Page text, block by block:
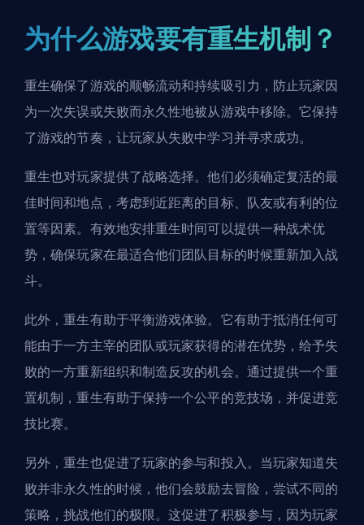
为什么游戏要有重生机制？
重生确保了游戏的顺畅流动和持续吸引力，防止玩家因
为一次失误或失败而永久性地被从游戏中移除。它保持
了游戏的节奏，让玩家从失败中学习并寻求成功。
重生也对玩家提供了战略选择。他们必须确定复活的最
佳时间和地点，考虑到近距离的目标、队友或有利的位
置等因素。有效地安排重生时间可以提供一种战术优
势，确保玩家在最适合他们团队目标的时候重新加入战
斗。
此外，重生有助于平衡游戏体验。它有助于抵消任何可
能由于一方主宰的团队或玩家获得的潜在优势，给予失
败的一方重新组织和制造反攻的机会。通过提供一个重
置机制，重生有助于保持一个公平的竞技场，并促进竞
技比赛。
另外，重生也促进了玩家的参与和投入。当玩家知道失
败并非永久性的时候，他们会鼓励去冒险，尝试不同的
策略，挑战他们的极限。这促进了积极参与，因为玩家